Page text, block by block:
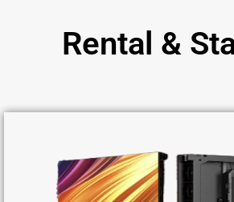
Rental &